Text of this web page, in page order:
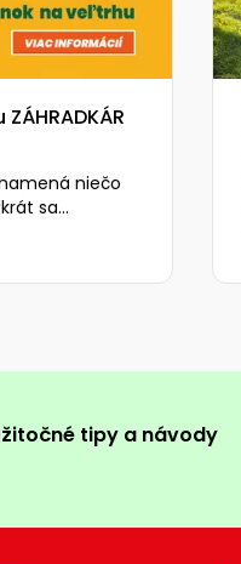
niečo
sa
veľtrhu
veľmi radi,…
tipy a návody